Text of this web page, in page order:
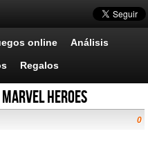
online Análisis
Regalos
Heroes
0